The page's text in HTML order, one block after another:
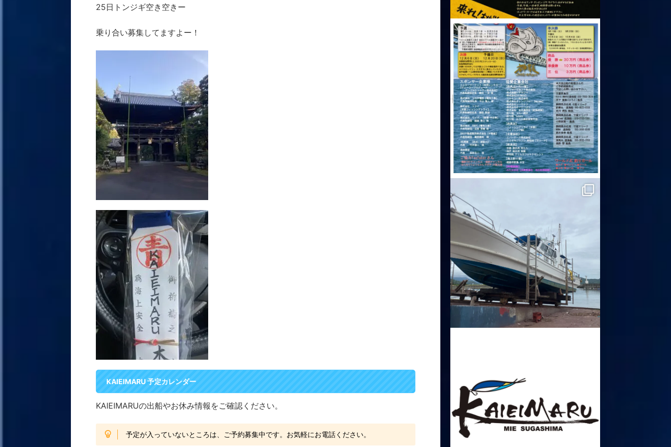
25日トンジギ空き空きー
乗り合い募集してますよー！
KAIEIMARU 予定カレンダー
KAIEIMARUの出船やお休み情報をご確認ください。
予定が入っていないところは、ご予約募集中です。お気軽にお電話ください。